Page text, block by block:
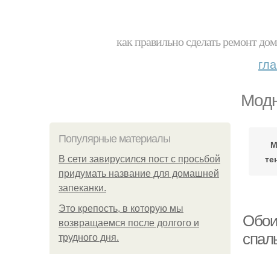
как правильно сделать ремонт
Популярные материалы
В сети завирусился пост с просьбой
придумать название для домашней
запеканки.
Это крепость, в которую мы
возвращаемся после долгого и
трудного дня.